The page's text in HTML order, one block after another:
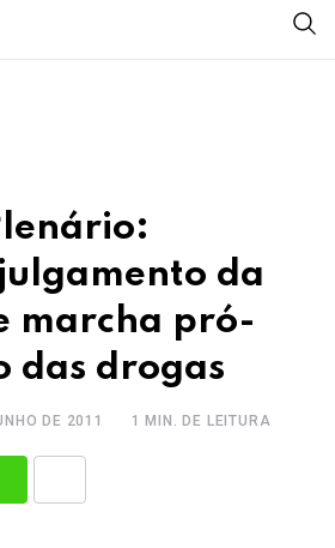
da
marcha pró-
das drogas
DE 2011 1 MIN. DE LEITURA